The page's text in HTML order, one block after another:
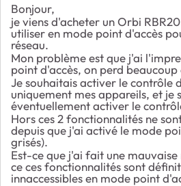
Bonjour,
je viens d'acheter un Orbi
utiliser en mode point d'accès
réseau.
Mon problème est que j'ai
point d'accès, on perd
Je souhaitais activer le contrôle
uniquement mes appareils, et je
éventuellement activer le
Hors ces 2 fonctionnalités ne
depuis que j'ai activé le mode
grisés).
Est-ce que j'ai fait une
ce ces fonctionnalités sont
innaccessibles en mode point